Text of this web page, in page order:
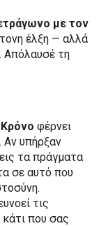
με τον
έλξη — αλλά
Απόλαυσέ τη
φέρνει
Αν υπήρξαν
τα πράγματα
σε αυτό που
τις
που σας